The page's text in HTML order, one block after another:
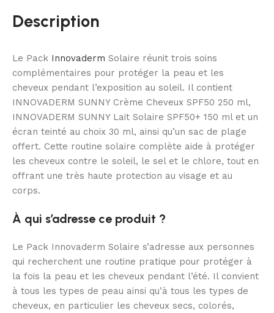
Description
Le Pack Innovaderm Solaire réunit trois soins
complémentaires pour protéger la peau et les
cheveux pendant l’exposition au soleil. Il contient
INNOVADERM SUNNY Crème Cheveux SPF50 250 ml,
INNOVADERM SUNNY Lait Solaire SPF50+ 150 ml et un
écran teinté au choix 30 ml, ainsi qu’un sac de plage
offert. Cette routine solaire complète aide à protéger
les cheveux contre le soleil, le sel et le chlore, tout en
offrant une très haute protection au visage et au
corps.
À qui s’adresse ce produit ?
Le Pack Innovaderm Solaire s’adresse aux personnes
qui recherchent une routine pratique pour protéger à
la fois la peau et les cheveux pendant l’été. Il convient
à tous les types de peau ainsi qu’à tous les types de
cheveux, en particulier les cheveux secs, colorés,